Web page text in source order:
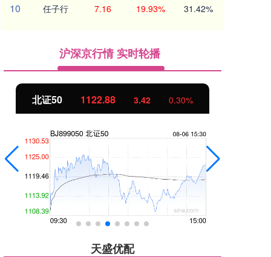
10 任子行 7.16 19.93% 31.42%
沪深京行情 实时轮播
北证50 1122.88 3.42 0.30%
天盛优配